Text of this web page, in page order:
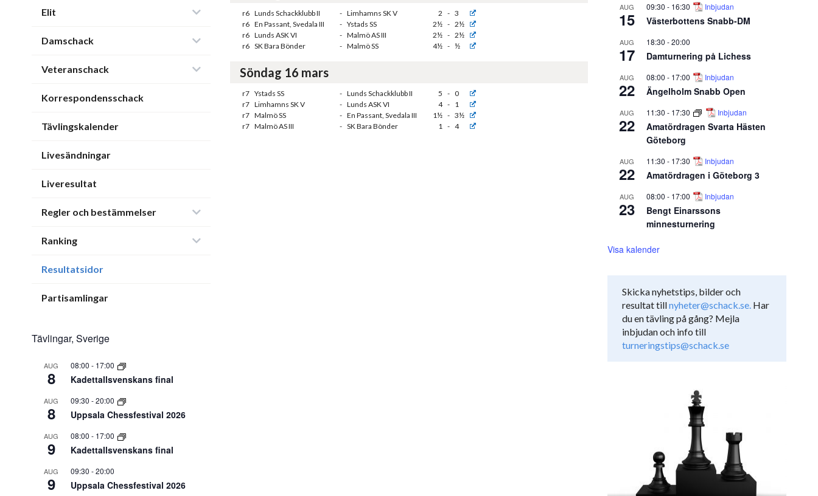
Elit
Damschack
Veteranschack
Korrespondensschack
Tävlingskalender
Livesändningar
Liveresultat
Regler och bestämmelser
Ranking
Resultatsidor
Partisamlingar
Tävlingar, Sverige
AUG
8
08:00 - 17:00
Kadettallsvenskans final
AUG
8
09:30 -20:00
Uppsala Chessfestival 2026
AUG
9
08:00 - 17:00
Kadettallsvenskans final
AUG
9
09:30 -20:00
Uppsala Chessfestival 2026
r6 Lunds Schackklubb II - Limhamns SK V 2 - 3
r6 En Passant, Svedala III - Ystads SS 2½ - 2½
r6 Lunds ASK VI - Malmö AS III 2½ - 2½
r6 SK Bara Bönder - Malmö SS 4½ - ½
Söndag 16 mars
r7 Ystads SS - Lunds Schackklubb II 5 - 0
r7 Limhamns SK V - Lunds ASK VI 4 - 1
r7 Malmö SS - En Passant, Svedala III 1½ - 3½
r7 Malmö AS III - SK Bara Bönder 1 - 4
AUG
15
09:30 - 16:30 Inbjudan
Västerbottens Snabb-DM
AUG
17
18:30 -20:00
Damturnering på Lichess
AUG
22
08:00 - 17:00 Inbjudan
Ängelholm Snabb Open
AUG
22
11:30 - 17:30 Inbjudan
Amatördragen Svarta Hästen
Göteborg
AUG
22
11:30 - 17:30 Inbjudan
Amatördragen i Göteborg 3
AUG
23
08:00 - 17:00 Inbjudan
Bengt Einarssons
minnesturnering
Visa kalender
Skicka nyhetstips, bilder och
resultat tillnyheter@schack.se. Har
du en tävling på gång? Mejla
inbjudan och info till
turneringstips@schack.se